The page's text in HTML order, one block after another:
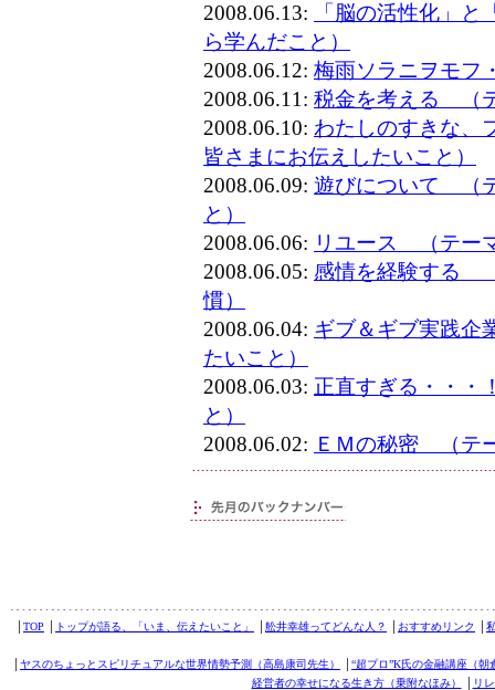
2008.06.13:
「脳の活性化」
ら学んだこと）
2008.06.12: 梅雨ソラニヲモフ
2008.06.11: 税金を考える （
2008.06.10: わたしのすきな
皆さまにお伝えしたいこと）
2008.06.09: 遊びについて （
と）
2008.06.06: リユース （テー
2008.06.05: 感情を経験する
慣）
2008.06.04: ギブ＆ギブ実践
たいこと）
2008.06.03: 正直すぎる・・
と）
2008.06.02: ＥＭの秘密 （テ
TOP トップが語る、「いま、伝えたいこと」 舩井幸雄ってどんな人？ おすすめリンク
ヤスのちょっとスピリチュアルな世界情勢予測（高島康司先生）
“超プロ”K氏の金融講座（朝
経営者の幸せになる生き方（乗附なほみ）
リ